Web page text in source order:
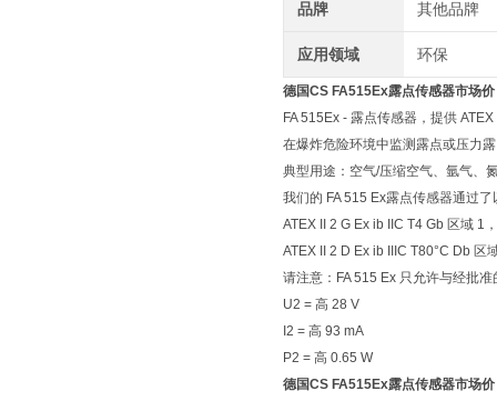
品牌 其他品牌
应用领域 环保
德国CS FA515Ex露点传感器市场价
FA 515Ex - 露点传感器，提供 ATEX
在爆炸危险环境中监测露点或压力
典型用途：空气/压缩空气、氩气、
我们的 FA 515 Ex露点传感器通过
ATEX II 2 G Ex ib IIC T4 Gb 区域 1
ATEX II 2 D Ex ib IIIC T80°C Db 区
请注意：FA 515 Ex 只允许与经批
U2 = 高 28 V
I2 = 高 93 mA
P2 = 高 0.65 W
德国CS FA515Ex露点传感器市场价